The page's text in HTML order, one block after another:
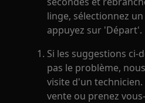
linge, sélectionnez
appuyez sur 'Départ'.
Si les suggestions ci-
pas le problème,
visite d'un
vente ou prenez